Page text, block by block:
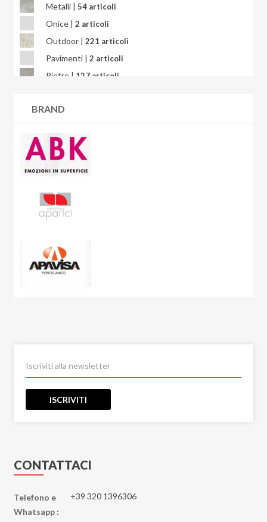
Calacatta Splendido
Calacatta Viola
Calcarea
Campigiane
Cardosia
Cart
Carton
Cashmere
City Plaster
Concept
Corten
Crystal Sea
Elements
Emerald Paris
Essenze
Etoile
Explosion
Metalli |54 articoli
Onice |2 articoli
Outdoor |221 articoli
Pavimenti |2 articoli
Pietre | 127 articoli
Resina |
Wallart |45 articoli
BRAND
ISCRIVITI
CONTATTACI
Telefono e
Whatsapp :
+39 320 1396306